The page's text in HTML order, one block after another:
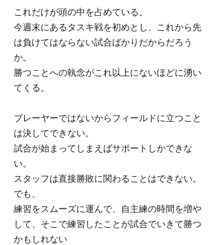
これだけが頭の中を占めている。
今週末にあるタスキ戦を初めとし、これから先
は負けてはならない試合ばかりだからだろう
か。
勝つことへの執念がこれ以上にないほどに湧い
てくる。
プレーヤーではないからフィールドに立つこと
は決してできない。
試合が始まってしまえばサポートしかできな
い。
スタッフは直接勝敗に関わることはできない。
でも、
練習をスムーズに運んで、自主練の時間を増や
して、そこで練習したことが試合でいきて勝つ
かもしれない